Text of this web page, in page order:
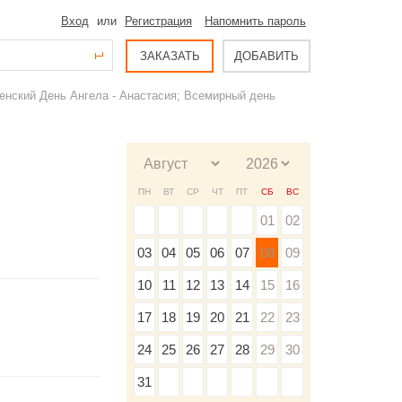
Вход или Регистрация Напомнить пароль
ЗАКАЗАТЬ ДОБАВИТЬ
День Ангела - Анастасия; Всемирный день
ПН ВТ СР ЧТ ПТ СБ ВС
01 02
03 04 05 06 07 08 09
10 11 12 13 14 15 16
17 18 19 20 21 22 23
24 25 26 27 28 29 30
31